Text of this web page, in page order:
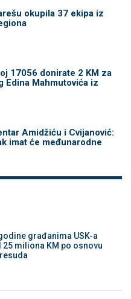
okupila 37 ekipa iz
17056 donirate 2 KM za
Edina Mahmutovića iz
Amidžiću i Cvijanović:
imat će međunarodne
građanima USK-a
25 miliona KM po osnovu